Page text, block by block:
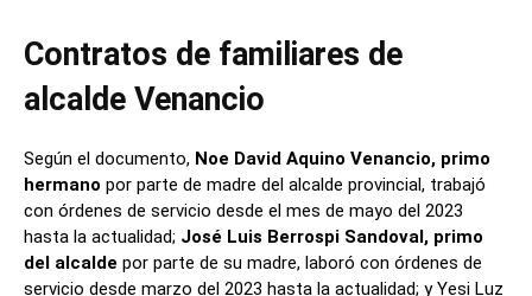
Contratos de familiares de
alcalde Venancio
Según el documento, Noe David Aquino Venancio, primo
hermano por parte de madre del alcalde provincial, trabajó
con órdenes de servicio desde el mes de mayo del 2023
hasta la actualidad; José Luis Berrospi Sandoval, primo
del alcalde por parte de su madre, laboró con órdenes de
servicio desde marzo del 2023 hasta la actualidad; y Yesi Luz